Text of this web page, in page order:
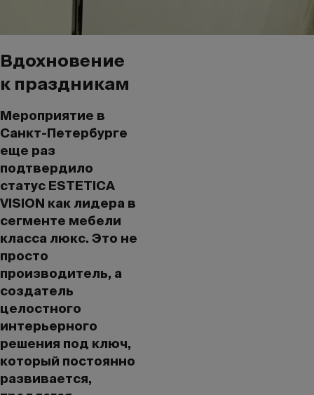
Вдохновение
к праздникам
Мероприятие в
Санкт-Петербурге
еще раз
подтвердило
статус ESTETICA
VISION как лидера в
сегменте мебели
класса люкс. Это не
просто
производитель, а
создатель
целостного
интерьерного
решения под ключ,
который постоянно
развивается,